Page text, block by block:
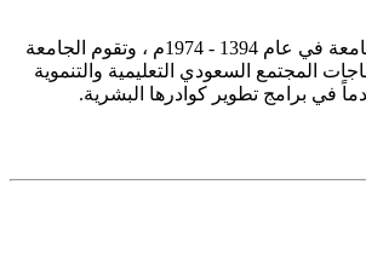
تأسست جامعة الإمام محمد بن سعود الإسلامية ممثلة في كلية الشريعة في سنة 1373هـ 1953م، وتطورت منذ ذلك الحين بصورة جذرية حتى أصبحت جامعة في عام 1394 - 1974م ، وتقوم الجامعة
المجتمع السعودي التعليمية والتنموية
في برامج تطوير كوادرها البشرية.